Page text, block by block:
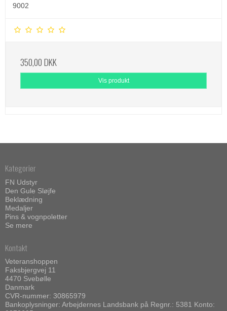
9002
350,00 DKK
Vis produkt
Kategorier
FN Udstyr
Den Gule Sløjfe
Beklædning
Medaljer
Pins & vognpoletter
Se mere
Kontakt
Veteranshoppen
Faksbjergvej 11
4470 Svebølle
Danmark
CVR-nummer: 30865979
Bankoplysninger: Arbejdernes Landsbank på Regnr.: 5381 Konto: